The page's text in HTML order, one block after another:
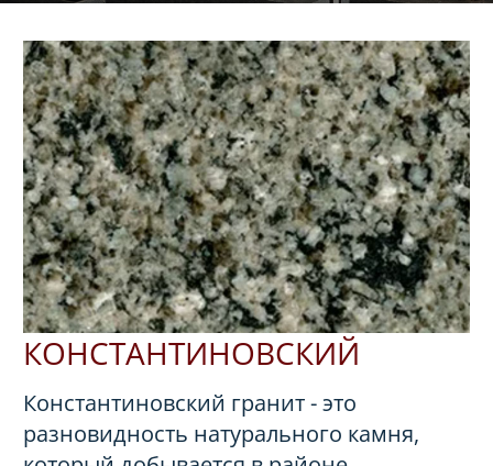
КОНСТАНТИНОВСКИЙ
Константиновский гранит - это
разновидность натурального камня,